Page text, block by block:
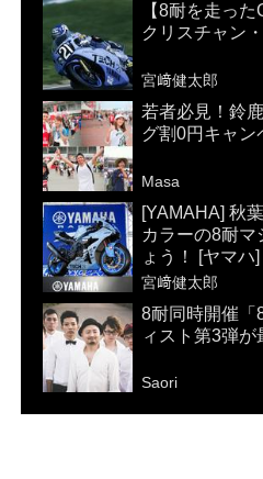
【8耐を走っ
クリスチャン
宮﨑健太郎
若者必見！鈴
グ割0円キャン
Masa
[YAMAHA] 秋
カラーの8耐マ
ょう！ [ヤマハ]
宮﨑健太郎
8耐同時開催「
ィスト第3弾が
Saori